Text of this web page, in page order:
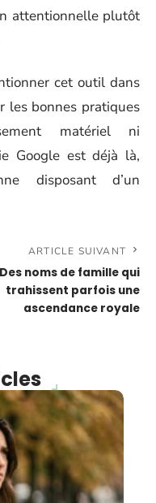
attentionnelle plutôt
cet outil dans
les bonnes pratiques
matériel ni
Google est déjà là,
disposant d’un
ARTICLE SUIVANT
Des noms de famille qui
trahissent parfois une
ascendance royale